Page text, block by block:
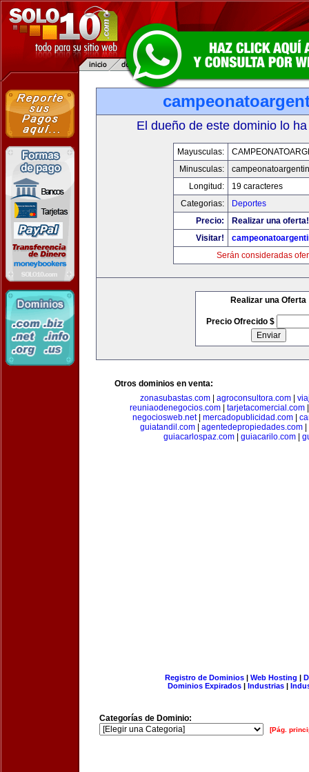
El dueño de este dominio lo
Mayusculas:
Minusculas:
Longitud:
19 caracteres
Categorias:
Deportes
Precio:
Realizar una oferta!
Visitar!
Serán consideradas
Realizar una Oferta
Precio Ofrecido $
Otros dominios en venta:
zonasubastas.com
agroconsultora.com
reuniaodenegocios.com| tarjetacomercial.com
negociosweb.net| mercadopublicidad.com
guiatandil.com| agentedepropiedades.com|
guiacarlospaz.com| guiacarilo.com|
Registro de Dominios| Web Hosting |
Dominios Expirados | Industrias |
Categorías de Dominio:
[Pág.